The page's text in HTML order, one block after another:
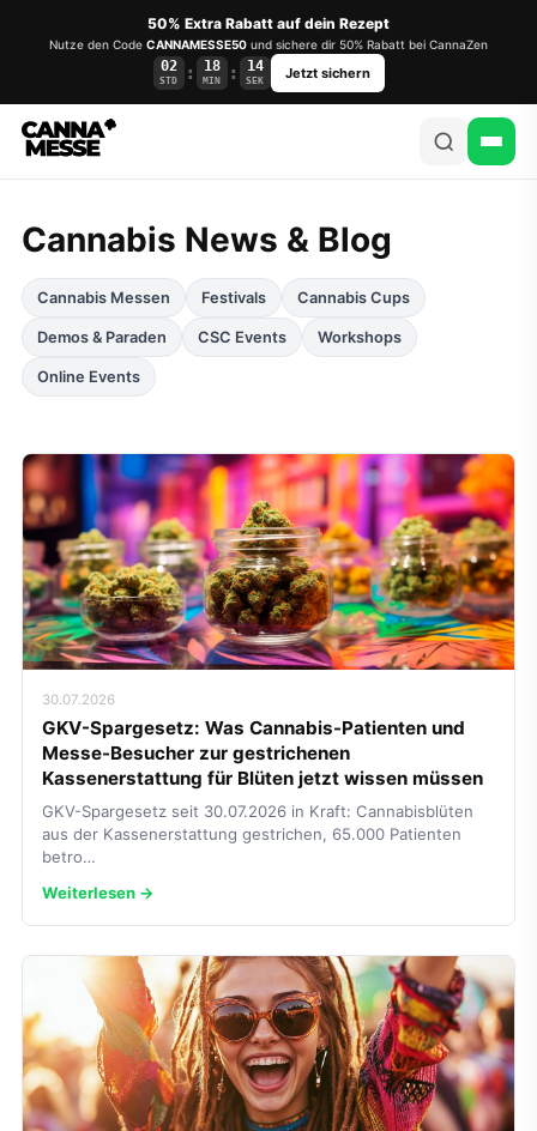
50% Extra Rabatt auf dein Rezept
Nutze den Code CANNAMESSE50 und sichere dir 50% Rabatt bei CannaZen
02
STD : 18
MIN : 13
SEK Jetzt sichern
Cannabis News & Blog
Cannabis Messen Festivals Cannabis Cups
Demos & Paraden CSC Events Workshops
Online Events
30.07.2026
GKV-Spargesetz: Was Cannabis-Patienten und
Messe-Besucher zur gestrichenen
Kassenerstattung für Blüten jetzt wissen müssen
GKV-Spargesetz seit 30.07.2026 in Kraft: Cannabisblüten
aus der Kassenerstattung gestrichen, 65.000 Patienten
betro…
Weiterlesen →